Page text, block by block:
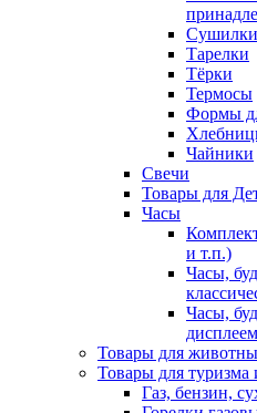
Тарелки
Тёрки
Термосы
Формы
Чайники
Свечи
Товары для
Часы
и т.п.)
Часы,
Часы,
дисплеем
Товары для
Товары для туризма
Газ, бензин,